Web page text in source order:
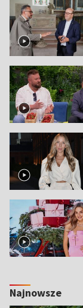
Najnowsze